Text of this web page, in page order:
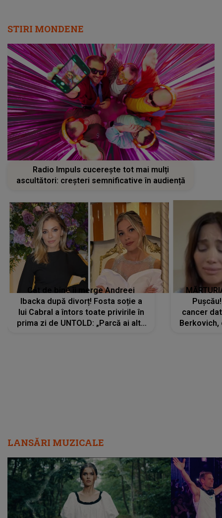
STIRI MONDENE
Radio Impuls cucerește tot mai mulți
ascultători: creșteri semnificative în audiență
Cât de bine îi merge Andreei
Ibacka după divorț! Fosta soție a
lui Cabral a întors toate privirile în
prima zi de UNTOLD: „Parcă ai altă
cancer
Berkovich,
LANSĂRI MUZICALE